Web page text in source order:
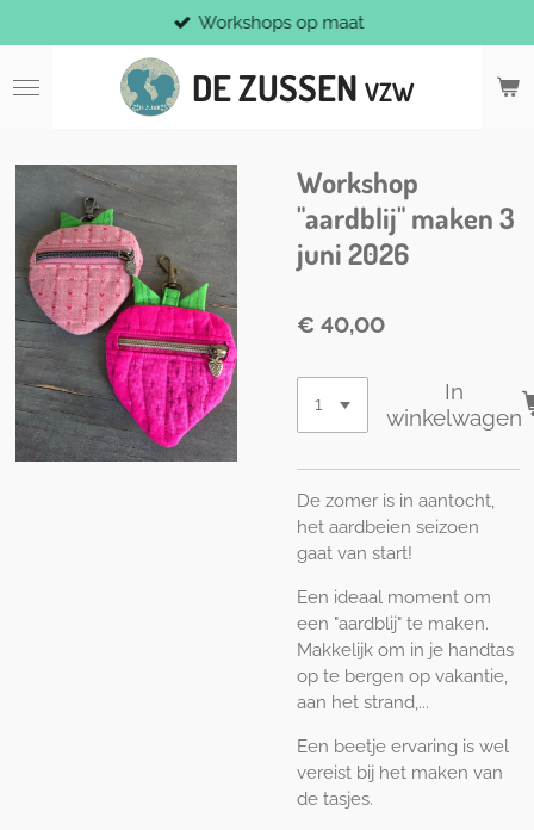
direct
naar
de
DE ZUSSEN VZW
Workshops op maat
Workshop
"aardblij" maken 3
juni 2026
€ 40,00
In
winkelwagen
De zomer is in aantocht,
het aardbeien seizoen
gaat van start!
Een ideaal moment om
een "aardblij" te maken.
Makkelijk om in je handtas
op te bergen op vakantie,
aan het strand,...
Een beetje ervaring is wel
vereist bij het maken van
de tasjes.